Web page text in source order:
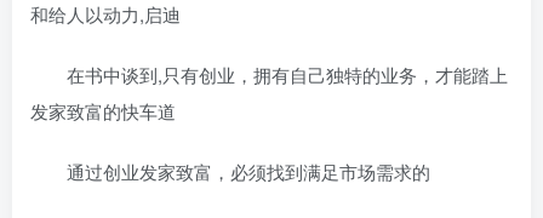
和给人以动力,启迪
在书中谈到,只有创业，拥有自己独特的业务，才能踏上
发家致富的快车道
通过创业发家致富，必须找到满足市场需求的